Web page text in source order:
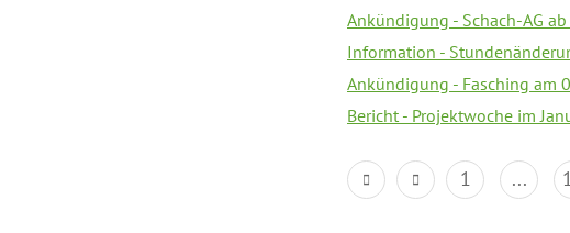
Ankündigung - Schach-AG
Information -
Ankündigung - Fasching am
Bericht - Projektwoche im
1 ...